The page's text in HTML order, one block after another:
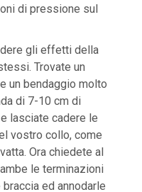
di pressione sul
gli effetti della
Trovate un
un bendaggio molto
di 7-10 cm di
lasciate cadere le
vostro collo, come
Ora chiedete al
le terminazioni
ed annodarle